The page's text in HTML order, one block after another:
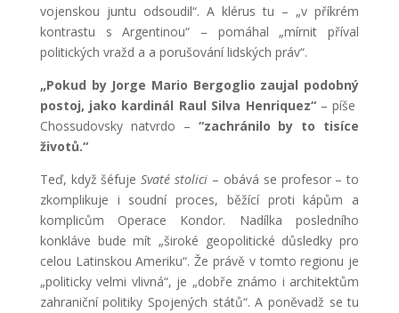
vojenskou juntu odsoudil“. A klérus tu – „v příkrém
kontrastu s Argentinou“ – pomáhal „mírnit příval
politických vražd a a porušování lidských práv“.
„Pokud by Jorge Mario Bergoglio zaujal podobný
postoj, jako kardinál Raul Silva Henriquez“ – píše
Chossudovsky natvrdo – “zachránilo by to tisíce
životů.“
Teď, když šéfujeSvaté stolici – obává se profesor – to
zkomplikuje i soudní proces, běžící proti kápům a
komplicům Operace Kondor. Nadílka posledního
konkláve bude mít „široké geopolitické důsledky pro
celou Latinskou Ameriku“. Že právě v tomto regionu je
„politicky velmi vlivná“, je „dobře známo i architektům
zahraniční politiky Spojených států“. A poněvadž se tu